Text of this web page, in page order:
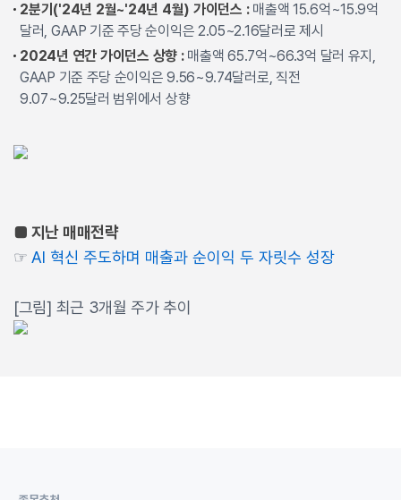
2분기('24년 2월~'24년 4월) 가이던스 :매출액 15.6억~15.9억
달러, GAAP 기준 주당 순이익은 2.05~2.16달러로 제시
2024년 연간 가이던스 상향 :매출액 65.7억~66.3억 달러 유지,
GAAP 기준 주당 순이익은 9.56~9.74달러로, 직전
9.07~9.25달러 범위에서 상향
■ 지난 매매전략
☞AI 혁신 주도하며 매출과 순이익 두 자릿수 성장
[그림] 최근 3개월 주가 추이